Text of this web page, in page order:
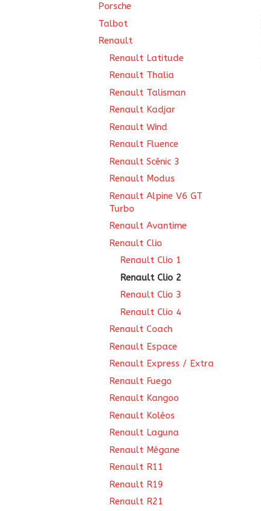
Porsche
Talbot
Renault
Renault Latitude
Renault Thalia
Renault Talisman
Renault Kadjar
Renault Wind
Renault Fluence
Renault Scénic 3
Renault Modus
Renault Alpine V6 GT
Turbo
Renault Avantime
Renault Clio
Renault Clio 1
Renault Clio 2
Renault Clio 3
Renault Clio 4
Renault Coach
Renault Espace
Renault Express / Extra
Renault Fuego
Renault Kangoo
Renault Koléos
Renault Laguna
Renault Mégane
Renault R11
Renault R19
Renault R21